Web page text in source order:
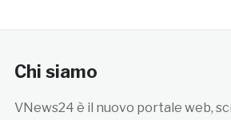
Chi siamo
VNews24 è il nuovo portale web,